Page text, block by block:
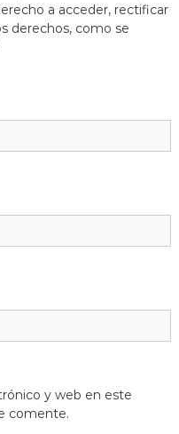
a acceder, rectificar
derechos, como se
y web en este
comente.